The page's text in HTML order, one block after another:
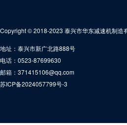
Copyright © 2018-2023 泰兴市华东减速机制造
地址：泰兴市新广北路888号
电话：0523-87699630
邮箱：371415106@qq.com
苏ICP备2024057799号-3